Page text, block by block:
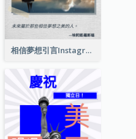
相信夢想引言Instagram帖子